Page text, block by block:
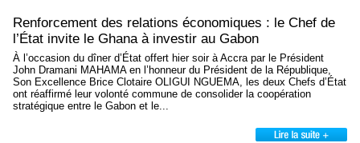
Renforcement des relations économiques : le Chef de
l’État invite le Ghana à investir au Gabon
À l’occasion du dîner d’État offert hier soir à Accra par le Président
John Dramani MAHAMA en l’honneur du Président de la République,
Son Excellence Brice Clotaire OLIGUI NGUEMA, les deux Chefs d’État
ont réaffirmé leur volonté commune de consolider la coopération
stratégique entre le Gabon et le...